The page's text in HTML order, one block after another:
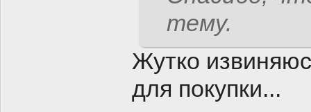
тему.
Жутко
для покупки...